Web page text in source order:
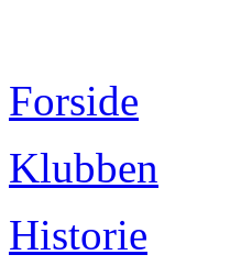
Forside
Klubben
Historie